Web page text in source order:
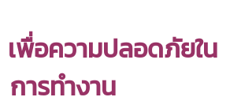
พื่อความปลอดภัยใน
การทำงาน